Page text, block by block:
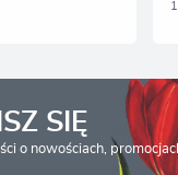
SIĘ
o nowościach,